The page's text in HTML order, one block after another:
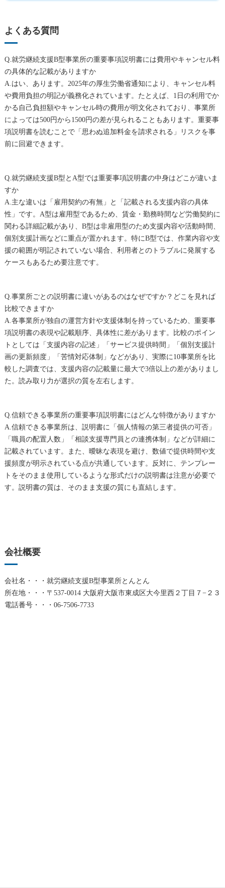
よくある質問
Q.就労継続支援B型事業所の重要事項説明書には費用やキャンセル料
の具体的な記載がありますか
A.はい、あります。2025年の厚生労働省通知により、キャンセル料
や費用負担の明記が義務化されています。たとえば、1日の利用でか
かる自己負担額やキャンセル時の費用が明文化されており、事業所
によっては500円から1500円の差が見られることもあります。重要事
項説明書を読むことで「思わぬ追加料金を請求される」リスクを事
前に回避できます。
Q.就労継続支援B型とA型では重要事項説明書の中身はどこが違いま
すか
A.主な違いは「雇用契約の有無」と「記載される支援内容の具体
性」です。A型は雇用型であるため、賃金・勤務時間など労働契約に
関わる詳細記載があり、B型は非雇用型のため支援内容や活動時間、
個別支援計画などに重点が置かれます。特にB型では、作業内容や支
援の範囲が明記されていない場合、利用者とのトラブルに発展する
ケースもあるため要注意です。
Q.事業所ごとの説明書に違いがあるのはなぜですか？どこを見れば
比較できますか
A.各事業所が独自の運営方針や支援体制を持っているため、重要事
項説明書の表現や記載順序、具体性に差があります。比較のポイン
トとしては「支援内容の記述」「サービス提供時間」「個別支援計
画の更新頻度」「苦情対応体制」などがあり、実際に10事業所を比
較した調査では、支援内容の記載量に最大で3倍以上の差がありまし
た。読み取り力が選択の質を左右します。
Q.信頼できる事業所の重要事項説明書にはどんな特徴がありますか
A.信頼できる事業所は、説明書に「個人情報の第三者提供の可否」
「職員の配置人数」「相談支援専門員との連携体制」などが詳細に
記載されています。また、曖昧な表現を避け、数値で提供時間や支
援頻度が明示されている点が共通しています。反対に、テンプレー
トをそのまま使用しているような形式だけの説明書は注意が必要で
す。説明書の質は、そのまま支援の質にも直結します。
会社概要
会社名・・・就労継続支援B型事業所とんとん
所在地・・・〒537-0014 大阪府大阪市東成区大今里西２丁目７−２３
電話番号・・・06-7506-7733